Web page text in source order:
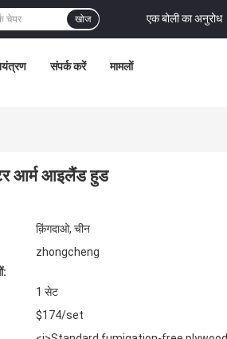
एक बोली का अनुरोध
खोज
संपर्क करें मामलों
आर्म आइलैंड हुड
क़िंगदाओ, चीन
zhongcheng
1 सेट
$174/set